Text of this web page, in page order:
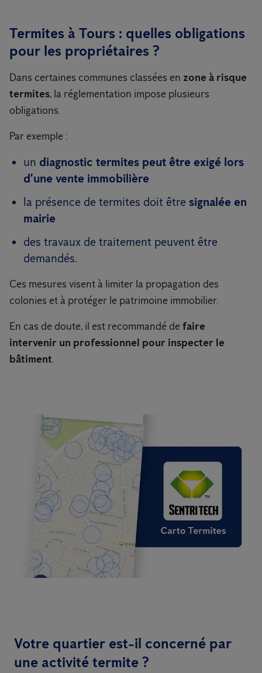
Termites à Tours : quelles obligations
pour les propriétaires ?
Dans certaines communes classées en zone à risque
termites, la réglementation impose plusieurs
obligations.
Par exemple :
un diagnostic termites peut être exigé lors
d’une vente immobilière
la présence de termites doit être signalée en
mairie
des travaux de traitement peuvent être
demandés.
Ces mesures visent à limiter la propagation des
colonies et à protéger le patrimoine immobilier.
En cas de doute, il est recommandé defaire
intervenir un professionnel pour inspecter le
bâtiment.
Votre quartier est-il concerné par
une activité termite ?